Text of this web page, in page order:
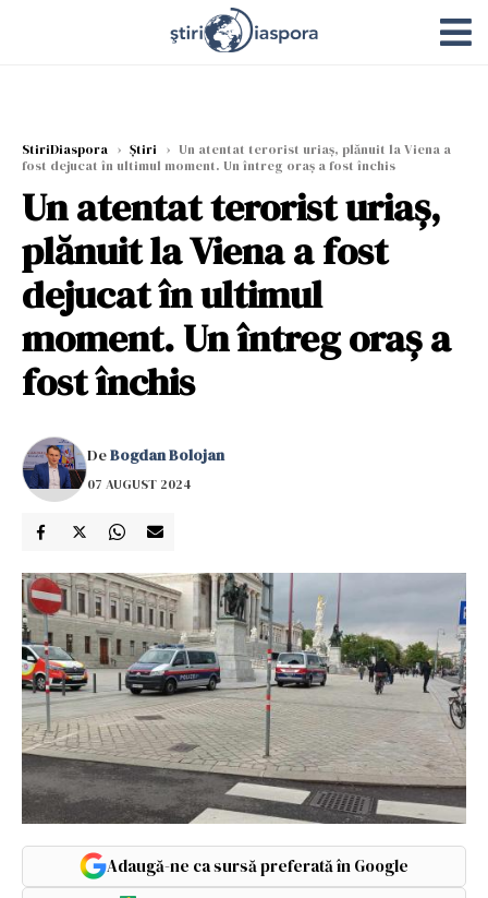
StiriDiaspora › Știri › Un atentat terorist uriaș, plănuit la Viena a
fost dejucat în ultimul moment. Un întreg oraș a fost închis
Un atentat terorist uriaș,
plănuit la Viena a fost
dejucat în ultimul
moment. Un întreg oraș a
fost închis
DeBogdan Bolojan
07 AUGUST 2024
Adaugă-ne ca sursă preferată în Google